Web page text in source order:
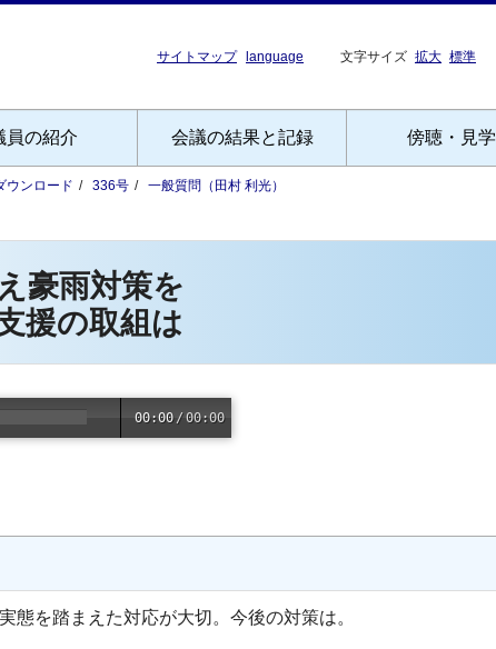
サイトマップ language 文字サイズ 拡大 標準
員の紹介 会議の結果と記録 傍聴・見学
ウンロード 336号 一般質問（田村 利光）
豪雨対策を
援の取組は
00:00 /00:00
態を踏まえた対応が大切。今後の対策は。